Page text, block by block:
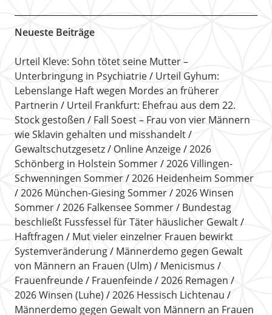
Neueste Beiträge
Urteil Kleve: Sohn tötet seine Mutter –
Unterbringung in Psychiatrie
Urteil Gyhum:
Lebenslange Haft wegen Mordes an früherer
Partnerin
Urteil Frankfurt: Ehefrau aus dem 22.
Stock gestoßen
Fall Soest – Frau von vier Männern
wie Sklavin gehalten und misshandelt
Gewaltschutzgesetz
Online Anzeige
2026
Schönberg in Holstein Sommer
2026 Villingen-
Schwenningen Sommer
2026 Heidenheim Sommer
2026 München-Giesing Sommer
2026 Winsen
Sommer
2026 Falkensee Sommer
Bundestag
beschließt Fussfessel für Täter häuslicher Gewalt
Haftfragen
Mut vieler einzelner Frauen bewirkt
Systemveränderung
Männerdemo gegen Gewalt
von Männern an Frauen (Ulm)
Menicismus
Frauenfreunde
Frauenfeinde
2026 Remagen
2026 Winsen (Luhe)
2026 Hessisch Lichtenau
Männerdemo gegen Gewalt von Männern an Frauen